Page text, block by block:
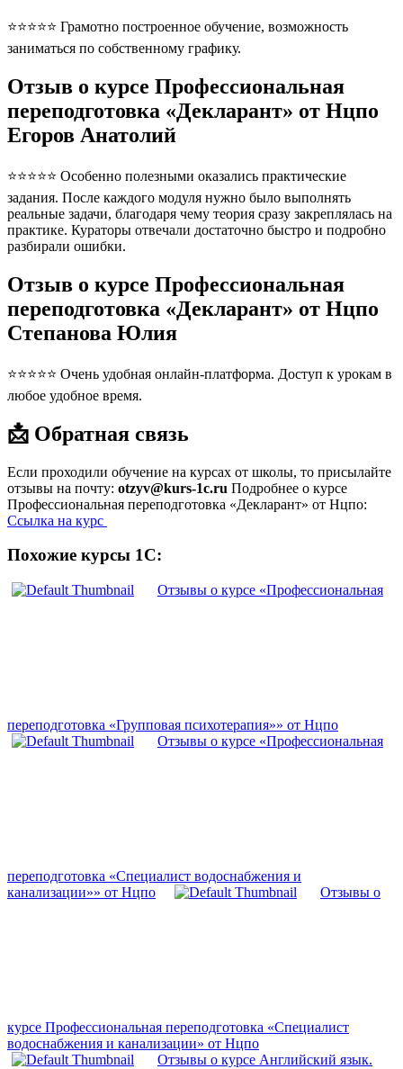
⭐⭐⭐⭐⭐ Грамотно построенное обучение, возможность
заниматься по собственному графику.
Отзыв о курсе Профессиональная
переподготовка «Декларант» от Нцпо
Егоров Анатолий
⭐⭐⭐⭐⭐ Особенно полезными оказались практические
задания. После каждого модуля нужно было выполнять
реальные задачи, благодаря чему теория сразу закреплялась на
практике. Кураторы отвечали достаточно быстро и подробно
разбирали ошибки.
Отзыв о курсе Профессиональная
переподготовка «Декларант» от Нцпо
Степанова Юлия
⭐⭐⭐⭐⭐ Очень удобная онлайн-платформа. Доступ к урокам в
любое удобное время.
📩 Обратная связь
Если проходили обучение на курсах от школы, то присылайте
отзывы на почту: otzyv@kurs-1c.ru Подробнее о курсе
Профессиональная переподготовка «Декларант» от Нцпо:
Ссылка на курс
Похожие курсы 1С:
Отзывы о курсе «Профессиональная
переподготовка «Групповая психотерапия»» от Нцпо
Отзывы о курсе «Профессиональная
переподготовка «Специалист водоснабжения и
канализации»» от Нцпо
Отзывы о
курсе Профессиональная переподготовка «Специалист
водоснабжения и канализации» от Нцпо
Отзывы о курсе Английский язык.